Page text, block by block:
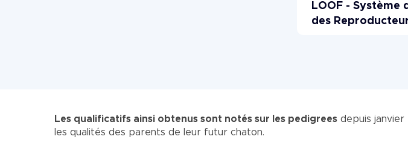
LOOF - Système
des
Les qualificatifs ainsi obtenus sont notés sur les pedigrees depuis janvier
les qualités des parents de leur futur chaton.